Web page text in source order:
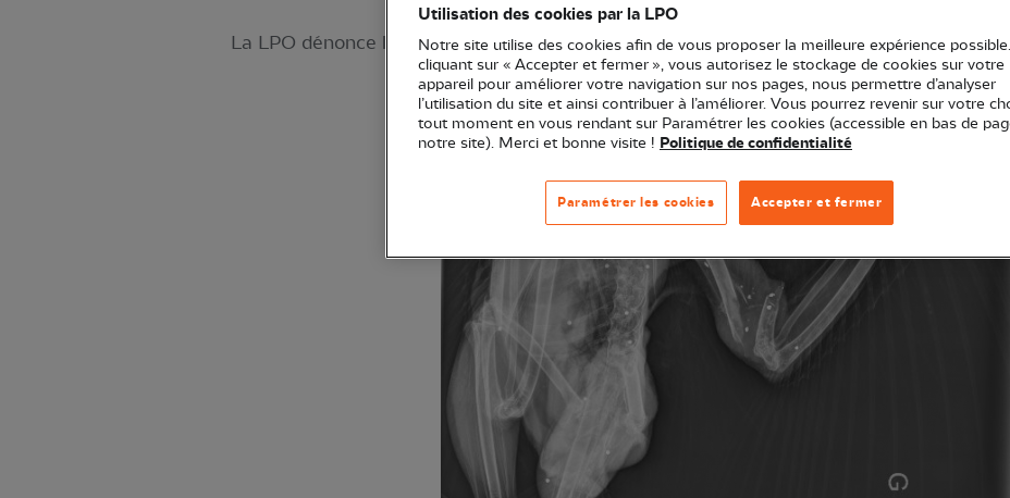
La LPO dénonce l’irresponsabilité des auteurs et l’impuissance des pouvoirs publics.
Utilisation des cookies par la LPO
Notre site utilise des cookies afin de vous proposer la meilleure expérience
cliquant sur « Accepter et fermer », vous autorisez le stockage de cookies sur votre
appareil pour améliorer votre navigation sur nos pages, nous permettre d’analyser
l’utilisation du site et ainsi contribuer à l’améliorer. Vous pourrez revenir sur votre
tout moment en vous rendant sur Paramétrer les cookies (accessible en bas de
notre site). Merci et bonne visite ! Politique de confidentialité
Accepter et fermer
Paramétrer les cookies